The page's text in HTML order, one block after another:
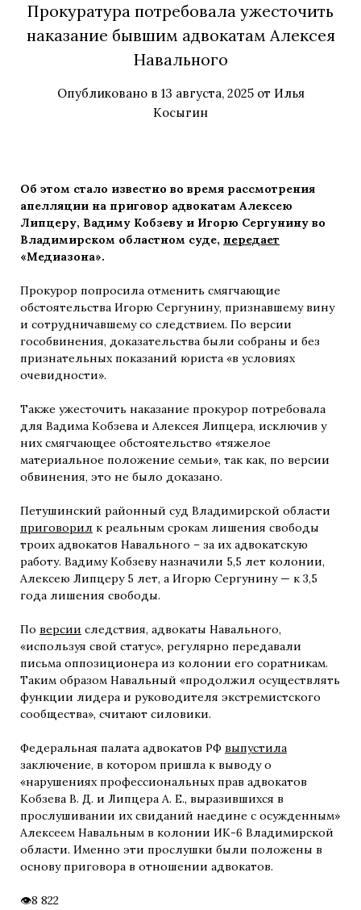
Прокуратура потребовала ужесточить
наказание бывшим адвокатам Алексея
Навального
Опубликовано в 13 августа, 2025от Илья
Косыгин
Об этом стало известно во время рассмотрения
апелляции на приговор адвокатам Алексею
Липцеру, Вадиму Кобзеву и Игорю Сергунину во
Владимирском областном суде, передает
«Медиазона».
Прокурор попросила отменить смягчающие
обстоятельства Игорю Сергунину, признавшему вину
и сотрудничавшему со следствием. По версии
гособвинения, доказательства были собраны и без
признательных показаний юриста «в условиях
очевидности».
Также ужесточить наказание прокурор потребовала
для Вадима Кобзева и Алексея Липцера, исключив у
них смягчающее обстоятельство «тяжелое
материальное положение семьи», так как, по версии
обвинения, это не было доказано.
Петушинский районный суд Владимирской области
приговорил к реальным срокам лишения свободы
троих адвокатов Навального – за их адвокатскую
работу. Вадиму Кобзеву назначили 5,5 лет колонии,
Алексею Липцеру 5 лет, а Игорю Сергунину — к 3,5
года лишения свободы.
По версии следствия, адвокаты Навального,
«используя свой статус», регулярно передавали
письма оппозиционера из колонии его соратникам.
Таким образом Навальный «продолжил осуществлять
функции лидера и руководителя экстремистского
сообщества», считают силовики.
Федеральная палата адвокатов РФ выпустила
заключение, в котором пришла к выводу о
«нарушениях профессиональных прав адвокатов
Кобзева В. Д. и Липцера А. Е., выразившихся в
прослушивании их свиданий наедине с осужденным»
Алексеем Навальным в колонии ИК-6 Владимирской
области. Именно эти прослушки были положены в
основу приговора в отношении адвокатов.
8 822